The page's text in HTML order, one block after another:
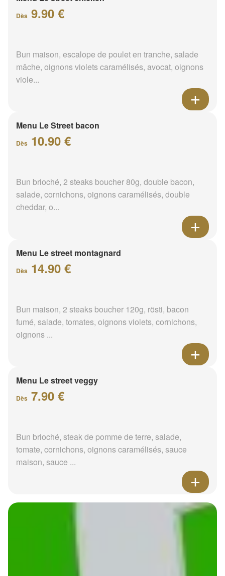
Dès 9.90 €
Bun maison, escalope de poulet en tranche, salade
mâche, oignons violets caramélisés, avocat, oignons
viole...
Menu Le Street bacon
Dès 10.90 €
Bun brioché, 2 steaks boucher 80g, double bacon,
salade, cornichons, oignons caramélisés, double
cheddar, o...
Menu Le street montagnard
Dès 14.90 €
Bun maison, 2 steaks boucher 120g, rösti, bacon
fumé, salade, tomates, oignons violets, cornichons,
oignons ...
Menu Le street veggy
Dès 7.90 €
Bun brioché, steak de pomme de terre, salade,
tomate, cornichons, oignons caramélisés, sauce
maison, sauce ...